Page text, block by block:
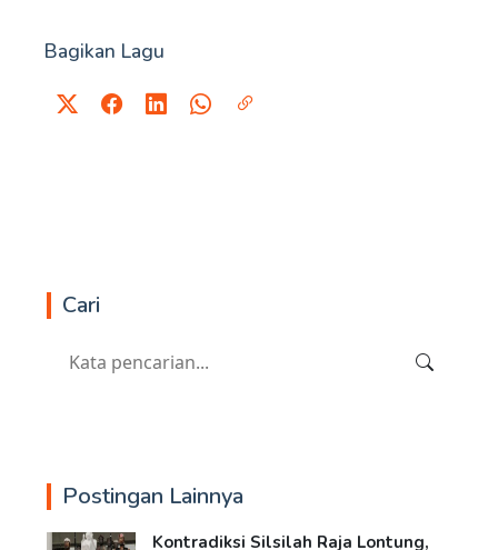
Bagikan Lagu
Cari
Postingan Lainnya
Kontradiksi Silsilah Raja Lontung,